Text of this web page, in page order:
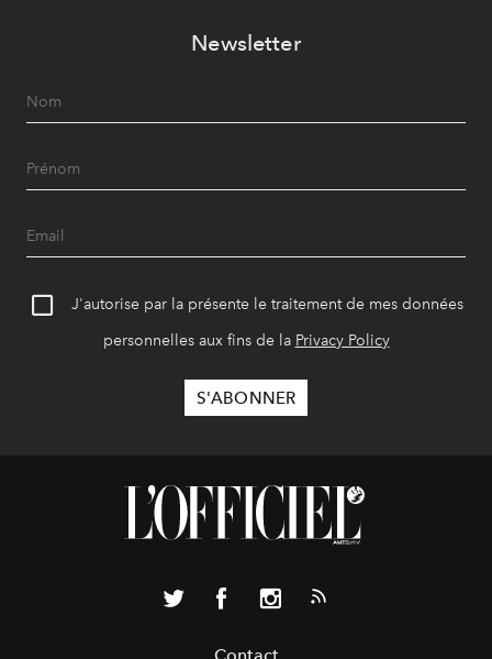
Newsletter
J'autorise par la présente le traitement de mes données
personnelles aux fins de la Privacy Policy